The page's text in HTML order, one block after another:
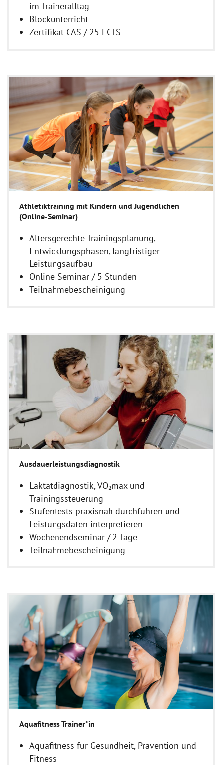
im Traineralltag
Blockunterricht
Zertifikat CAS / 25 ECTS
Athletiktraining mit Kindern und Jugendlichen
(Online-Seminar)
Altersgerechte Trainingsplanung,
Entwicklungsphasen, langfristiger
Leistungsaufbau
Online-Seminar / 5 Stunden
Teilnahmebescheinigung
Ausdauerleistungsdiagnostik
Laktatdiagnostik, VO₂max und
Trainingssteuerung
Stufentests praxisnah durchführen und
Leistungsdaten interpretieren
Wochenendseminar / 2 Tage
Teilnahmebescheinigung
Aquafitness Trainer*in
Aquafitness für Gesundheit, Prävention und
Fitness